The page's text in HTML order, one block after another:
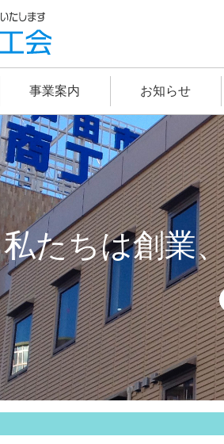
事業案内 お知らせ
私たちは創業